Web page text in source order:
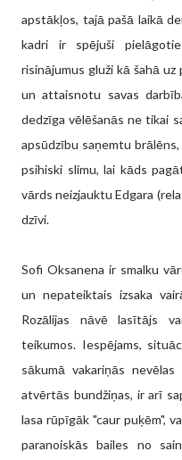
apstākļos, tajā pašā laikā
kadri ir spējuši
risinājumus gluži kā šahā
un attaisnotu savas
dedzīga vēlēšanās ne tikai
apsūdzību saņemtu
psihiski slimu, lai kāds
vārds neizjauktu Edgara
dzīvi.
Sofi Oksanena ir smalku
un nepateiktais izsaka
Rozālijas nāvē lasītājs
teikumos. Iespējams,
sākumā vakariņās
atvērtās bundžiņas, ir arī
lasa rūpīgāk "caur puķēm",
paranoiskās bailes no